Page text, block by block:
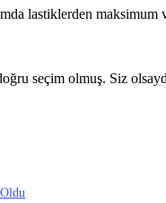
lastiklerden maksimum
seçim olmuş. Siz